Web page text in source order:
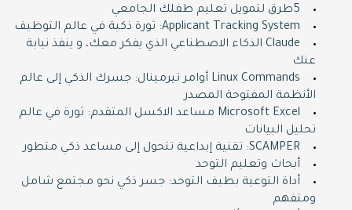
5طرق لتمويل تعليم طفلك الجامعي
Applicant Tracking System: ثورة ذكية في عالم التوظيف
Claude الذكاء الاصطناعي الذي يفكر معك، و ينفذ نيابة
عنك
Linux Commands أوامر تيرمينال: جسرك الذكي إلى عالم
الأنظمة المفتوحة المصدر
Microsoft Excel مساعد الاكسل المتقدم: ثورة في عالم
تحليل البيانات
SCAMPER: تقنية إبداعية تتحول إلى مساعد ذكي متطور
أبحاث وتعليم التوحد
أداة التوعية بطيف التوحد: جسر ذكي نحو مجتمع شامل
ومتفهم